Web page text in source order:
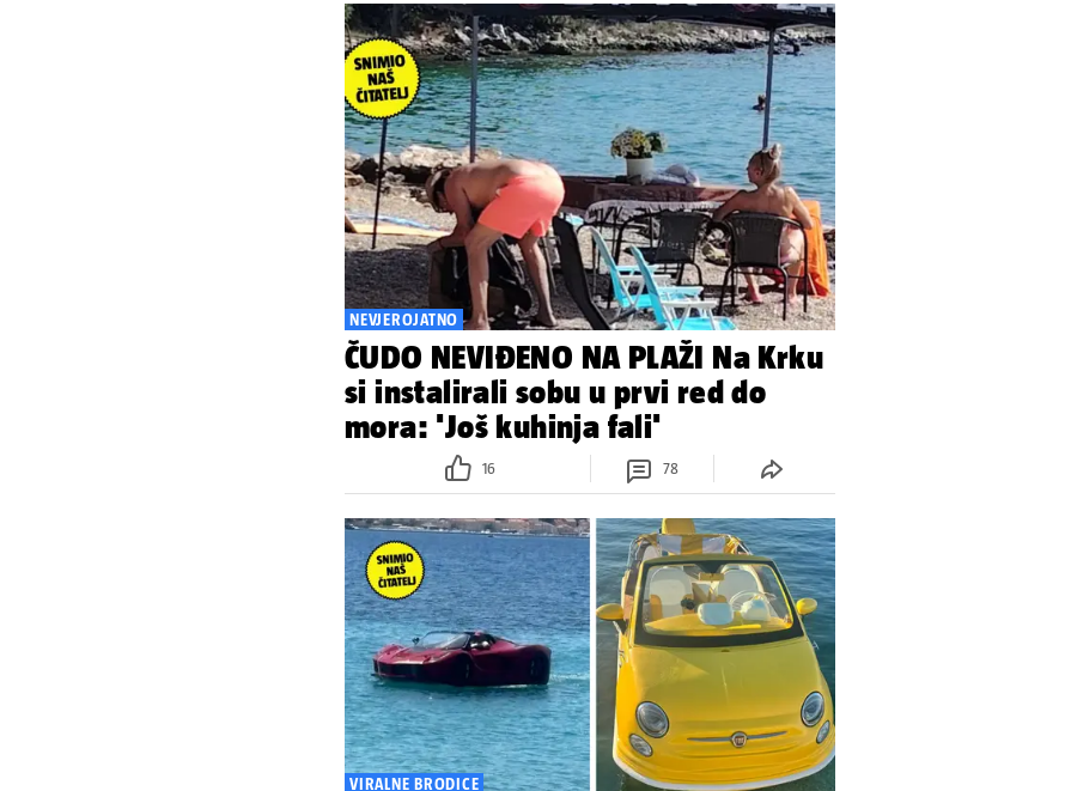
NEVJEROJATNO
ČUDO NEVIĐENO NA PLAŽI Na Krku
si instalirali sobu u prvi red do
mora: 'Još kuhinja fali'
16 78
VIRALNE BRODICE